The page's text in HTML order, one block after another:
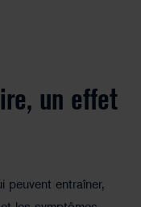
un effet
peuvent entraîner,